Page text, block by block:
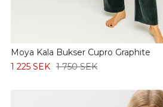
Moya Kala Bukser Cupro Graphite
1 225 SEK 1 750 SEK